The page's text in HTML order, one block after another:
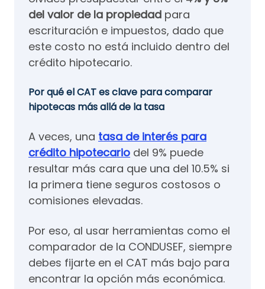
del valor de la propiedad para
escrituración e impuestos, dado que
este costo no está incluido dentro del
crédito hipotecario.
Por qué el CAT es clave para comparar
hipotecas más allá de la tasa
A veces, una tasa de interés para
crédito hipotecario del 9% puede
resultar más cara que una del 10.5% si
la primera tiene seguros costosos o
comisiones elevadas.
Por eso, al usar herramientas como el
comparador de la CONDUSEF, siempre
debes fijarte en el CAT más bajo para
encontrar la opción más económica.